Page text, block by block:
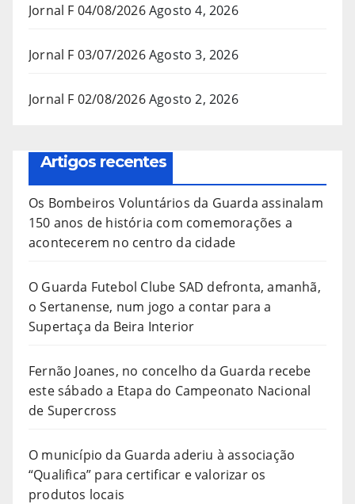
Jornal F 04/08/2026Agosto 4, 2026
Jornal F 03/07/2026Agosto 3, 2026
Jornal F 02/08/2026Agosto 2, 2026
Artigos recentes
Os Bombeiros Voluntários da Guarda assinalam
150 anos de história com comemorações a
acontecerem no centro da cidade
O Guarda Futebol Clube SAD defronta, amanhã,
o Sertanense, num jogo a contar para a
Supertaça da Beira Interior
Fernão Joanes, no concelho da Guarda recebe
este sábado a Etapa do Campeonato Nacional
de Supercross
O município da Guarda aderiu à associação
“Qualifica” para certificar e valorizar os
produtos locais